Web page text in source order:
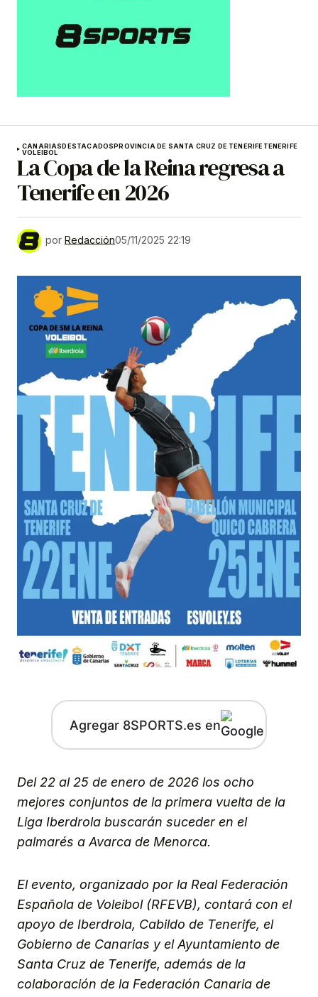
CANARIASDESTACADOSPROVINCIA DE SANTA CRUZ DE TENERIFETENERIFE
VOLEIBOL
La Copa de la Reina regresa a
Tenerife en 2026
por Redacción05/11/2025 22:19
Agregar 8SPORTS.es en
Del 22 al 25 de enero de 2026 los ocho
mejores conjuntos de la primera vuelta de la
Liga Iberdrola buscarán suceder en el
palmarés a Avarca de Menorca.
El evento, organizado por la Real Federación
Española de Voleibol (RFEVB), contará con el
apoyo de Iberdrola, Cabildo de Tenerife, el
Gobierno de Canarias y el Ayuntamiento de
Santa Cruz de Tenerife, además de la
colaboración de la Federación Canaria de